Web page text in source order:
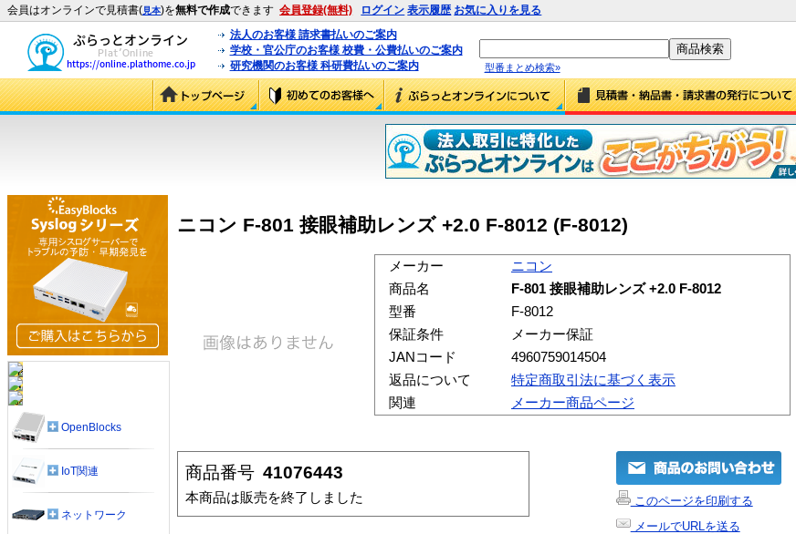
会員はオンラインで見積書(見本)を無料で作成できます 会員登録(無料) ログイン 表示履歴 お気に入りを見る
法人のお客様 請求書払いのご案内
学校・官公庁のお客様 校費・公費払いのご案内
研究機関のお客様 科研費払いのご案内
型番まとめ検索»
ニコン F-801 接眼補助レンズ +2.0 F-8012 (F-8012)
メーカー
ニコン
商品名
F-801 接眼補助レンズ +2.0 F-8012
型番
F-8012
保証条件
メーカー保証
JANコード
4960759014504
返品について
特定商取引法に基づく表示
関連
メーカー商品ページ
商品番号 41076443
本商品は販売を終了しました
このページを印刷する
メールでURLを送る
OpenBlocks
IoT関連
ネットワーク